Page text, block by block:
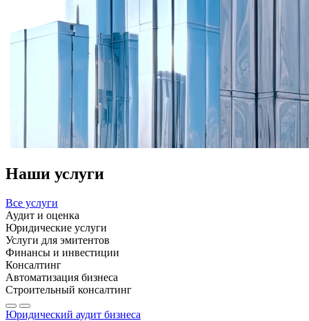
Наши услуги
Все услуги
Аудит и оценка
Юридические услуги
Услуги для эмитентов
Финансы и инвестиции
Консалтинг
Автоматизация бизнеса
Строительный консалтинг
Юридический аудит бизнеса